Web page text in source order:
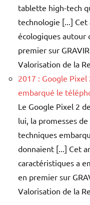
tablette high-tech
technologie [...]
écologiques autour
premier sur
Valorisation de la
2017 : Google
embarqué le
Le Google Pixel 2
lui, la promesses
techniques
donnaient [...] Cet
caractéristiques a
en premier sur
Valorisation de la